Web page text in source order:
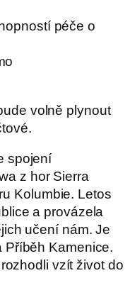
péče o
volně plynout
spojení
z hor Sierra
Kolumbie. Letos
a provázela
učení nám. Je
Kamenice.
vzít život do